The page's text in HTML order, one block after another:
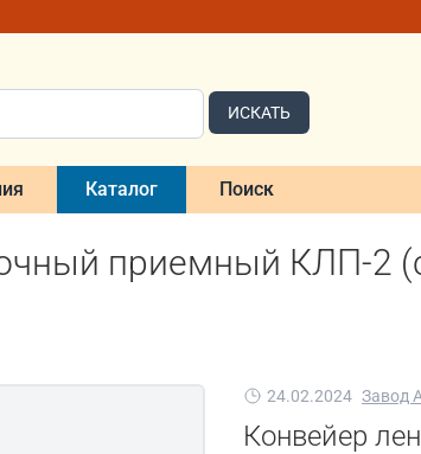
ИСКАТЬ
Каталог Поиск
приемный КЛП-2
24.02.2024 Завод
Конвейер